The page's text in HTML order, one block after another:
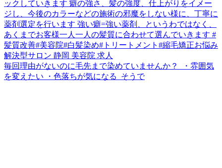
毎回理由がないのに毛先まで染めていませんか？ ⁡ ・雰囲気
を変えたい ・色落ちが気になる ⁡ そうで